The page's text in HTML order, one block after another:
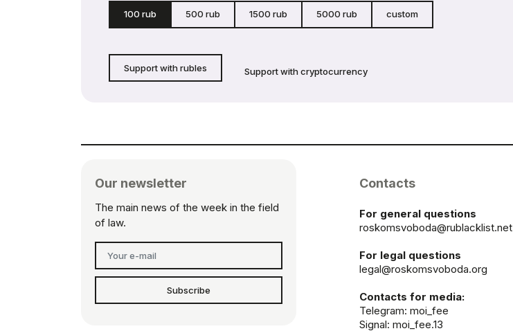
100 rub 500 rub 1500 rub 5000 rub custom
Support with rubles Support with cryptocurrency
Our newsletter
The main news of the week in the field
of law.
Subscribe
Contacts
For general questions
roskomsvoboda@rublacklist.net
For legal questions
legal@roskomsvoboda.org
Contacts for media:
Telegram: moi_fee
Signal: moi_fee.13